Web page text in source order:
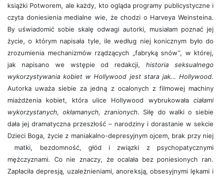
książki Potworem, ale każdy, kto ogląda programy publicystyczne i
czyta doniesienia medialne wie, że chodzi o Harveya Weinsteina.
By uświadomić sobie skalę odwagi autorki, musiałam poznać jej
życie, o którym napisała tyle, ile według niej konicznym było do
zrozumienia mechanizmów rządzących „fabryką snów”, w której,
jak napisano we wstępie od redakcji,historia seksualnego
wykorzystywania kobiet w Hollywood jest stara jak… Hollywood.
Autorka uważa siebie za jedną z ocalonych z filmowej machiny
miażdżenia kobiet, która ulice Hollywood wybrukowała ciałami
wykorzystanych, okłamanych, zranionych. Siłę do walki o siebie
dała jej dramatyczna przeszłość – narodziny i dorastanie w sekcie
Dzieci Boga, życie z maniakalno-depresyjnym ojcem, brak przy niej
matki, bezdomność, głód i związki z psychopatycznymi
mężczyznami. Co nie znaczy, że ocalała bez poniesionych ran.
Zapłaciła depresją, uzależnieniami, anoreksją, obsesyjnymi lękami i